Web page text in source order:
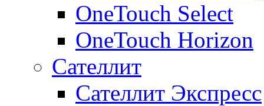
OneTouch Select
OneTouch Horizon
Сателлит
Сателлит Экспресс